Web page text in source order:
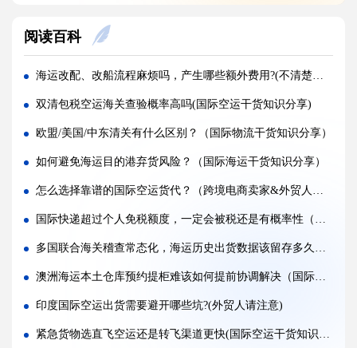
加急国际空运真的能提速，靠谱吗?(国际空运干货知识分享)
FBA 空运出现丢件破损，理赔流程怎么走（国际空运干货知识分享）
FBA 空运头程该怎么挑选靠谱物流货代（国际空运干货知识分享）
FBA 空运货物超重超尺寸会产生哪些附加费?(不清楚的亚马逊卖家看过来)
亚马逊 FBA 空运，空派和纯空运该怎么选择?(不清楚的亚马逊卖家看过来)
空运货物被海关布控，如何快速提交材料申诉（国际空运干货知识分享）
实木包装走国际空运必须做熏蒸热处理吗（国际空运干货知识分享）
国际空运低申报被海关查到，罚款比例是多少?(国际空运干货知识分享)
国际空运的运单有什么作用，包含哪些关键信息（国际空运干货知识分享）
阅读百科
海运改配、改船流程麻烦吗，产生哪些额外费用?(不清楚的外贸人看过来)
双清包税空运海关查验概率高吗(国际空运干货知识分享)
欧盟/美国/中东清关有什么区别？（国际物流干货知识分享）
如何避免海运目的港弃货风险？（国际海运干货知识分享）
怎么选择靠谱的国际空运货代？（跨境电商卖家&外贸人必看篇）
国际快递超过个人免税额度，一定会被税还是有概率性（国际快递干货知识分享）
多国联合海关稽查常态化，海运历史出货数据该留存多久（国际海运干货知识分享）
澳洲海运本土仓库预约提柜难该如何提前协调解决（国际海运干货知识分享）
印度国际空运出货需要避开哪些坑?(外贸人请注意)
紧急货物选直飞空运还是转飞渠道更快(国际空运干货知识分享)